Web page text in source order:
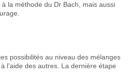
la méthode du Dr Bach, mais aussi
possibilités au niveau des mélanges
l'aide des autres. La dernière étape